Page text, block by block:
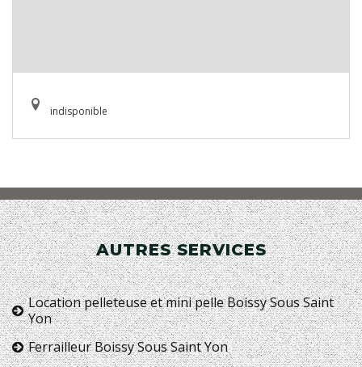
indisponible
AUTRES SERVICES
Location pelleteuse et mini pelle Boissy Sous Saint
Yon
Ferrailleur Boissy Sous Saint Yon